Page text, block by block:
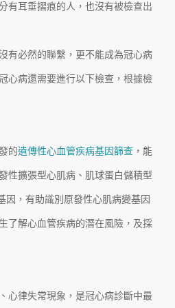
有耳垂摺痕的人，也沒有被檢查出
有必然的聯繫，更不能成為冠心病
心病還需要進行以下檢查，根據檢
的遺傳性心血管疾病基因篩查，能
性擴張型心肌病、肌球蛋白儲積型
因，有助識別原發性心肌病變基因
了解心血管疾病的潛在風險，及採
心律失常現象，是冠心病診斷中最